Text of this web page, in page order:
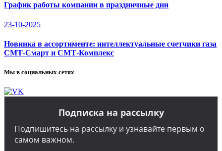
График работы компании в праздничные дни
23-10-2025
Новинка в ассортименте: интеллектуальные счетчики газа
СМТ-Смарт и СМТ-Комплекс
Мы в социальных сетях
Подписка на рассылку
Подпишитесь на рассылку и узнавайте первым о
самом важном.